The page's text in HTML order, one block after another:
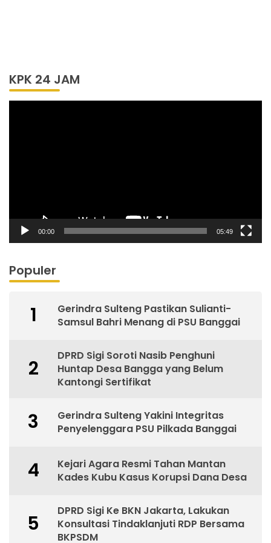
KPK 24 JAM
00:00 05:49
Populer
1
Gerindra Sulteng Pastikan Sulianti-
Samsul Bahri Menang di PSU Banggai
2
DPRD Sigi Soroti Nasib Penghuni
Huntap Desa Bangga yang Belum
Kantongi Sertifikat
3
Gerindra Sulteng Yakini Integritas
Penyelenggara PSU Pilkada Banggai
4
Kejari Agara Resmi Tahan Mantan
Kades Kubu Kasus Korupsi Dana Desa
5
DPRD Sigi Ke BKN Jakarta, Lakukan
Konsultasi Tindaklanjuti RDP Bersama
BKPSDM